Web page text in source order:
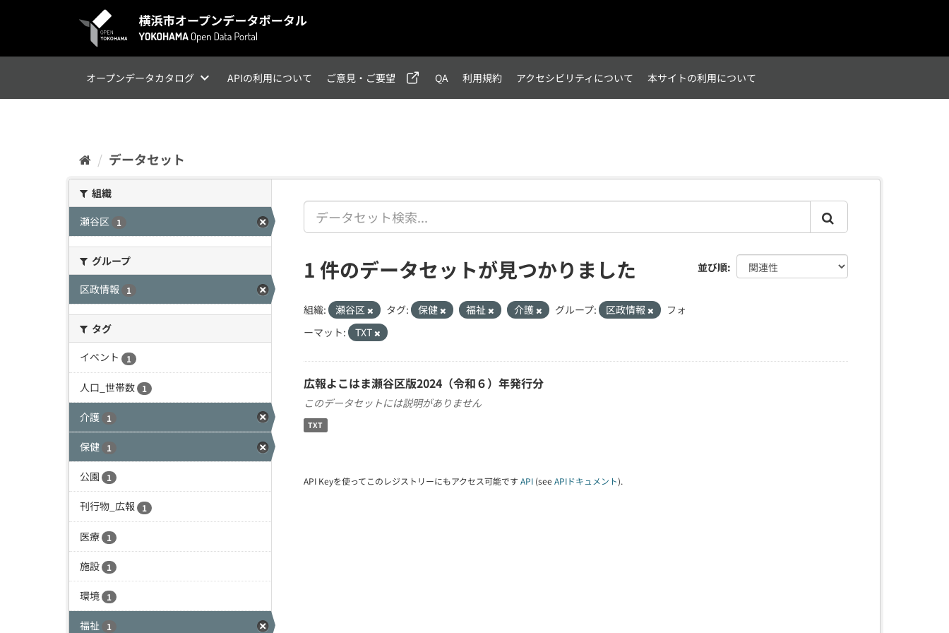
オープンデータカタログ APIの利用について ご意見・ご要望 QA 利用規約 アクセシビリティについて 本サイトの利用について
データセット
組織
瀬谷区
1
グループ
区政情報
1
タグ
イベント
1
人口_世帯数 1
介護 1
保健 1
公園 1
刊行物_広報 1
医療 1
施設 1
環境 1
福祉 1
並び順
1 件のデータセットが見つかりました
組織: 瀬谷区 タグ: 保健 福祉 介護 グループ: 区政情報
フォ
ーマット:
TXT
広報よこはま瀬谷区版2024（令和６）年発行分
このデータセットには説明がありません
TXT
API Keyを使ってこのレジストリーにもアクセス可能です API (see APIドキュメント).